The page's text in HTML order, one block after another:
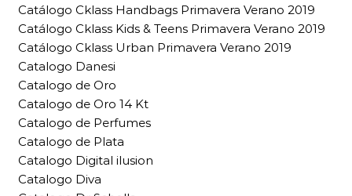
Catálogo Cklass Handbags Primavera Verano 2019
Catálogo Cklass Kids & Teens Primavera Verano 2019
Catálogo Cklass Urban Primavera Verano 2019
Catalogo Danesi
Catalogo de Oro
Catalogo de Oro 14 Kt
Catalogo de Perfumes
Catalogo de Plata
Catalogo Digital ilusion
Catalogo Diva